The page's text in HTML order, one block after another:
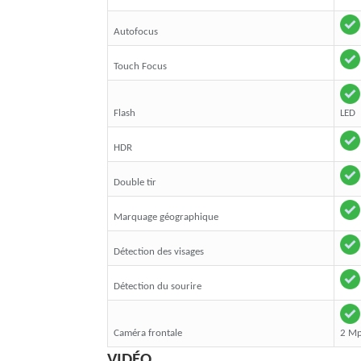
Autofocus
Touch Focus
Flash LED
HDR
Double tir
Marquage géographique
Détection des visages
Détection du sourire
Caméra frontale 2